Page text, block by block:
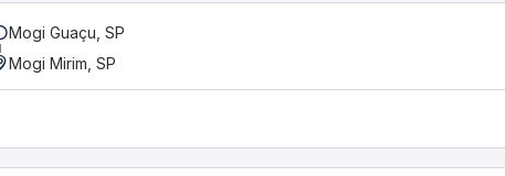
Mogi Guaçu, SP
Mogi Mirim, SP